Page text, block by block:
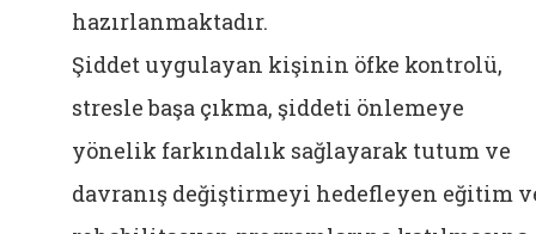
hazırlanmaktadır.
Şiddet uygulayan kişinin öfke kontrolü,
stresle başa çıkma, şiddeti önlemeye
yönelik farkındalık sağlayarak tutum ve
davranış değiştirmeyi hedefleyen eğitim